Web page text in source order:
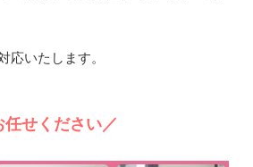
応いたします。
せください／